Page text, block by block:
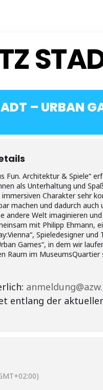
– URBAN
Fun. Architektur & Spiele“
als Unterhaltung und
Charakter sehr
machen und dadurch auch
andere Welt imaginieren
mit Philipp Ehmann,
Spieledesigner
Games“, in dem wir
Raum im MuseumsQuartier
entlang der